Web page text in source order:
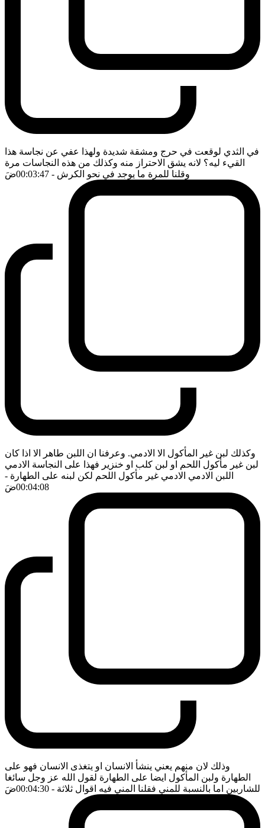
في الثدي لوقعت في حرج ومشقة شديدة ولهذا عفي عن نجاسة هذا
القيء ليه؟ لانه يشق الاحتراز منه وكذلك من هذه النجاسات مرة
وقلنا للمرة ما يوجد في نحو الكرش - 00:03:47 ضَ
وكذلك لبن غير المأكول الا الادمي. وعرفنا ان اللبن طاهر الا اذا كان
لبن غير مأكول اللحم او لبن كلب او خنزير فهذا على النجاسة الادمي
اللبن الادمي الادمي غير مأكول اللحم لكن لبنه على الطهارة -
00:04:08ضَ
وذلك لان منهم يعني ينشأ الانسان او يتغذى الانسان فهو على
الطهارة ولبن المأكول ايضا على الطهارة لقول الله عز وجل سائغا
للشاربين اما بالنسبة للمني فقلنا المني فيه اقوال ثلاثة - 00:04:30 ضَ